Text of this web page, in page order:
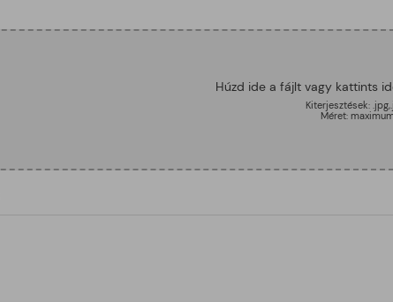
Húzd ide a fájlt vagy kattints
Kiterjesztések:
Méret: